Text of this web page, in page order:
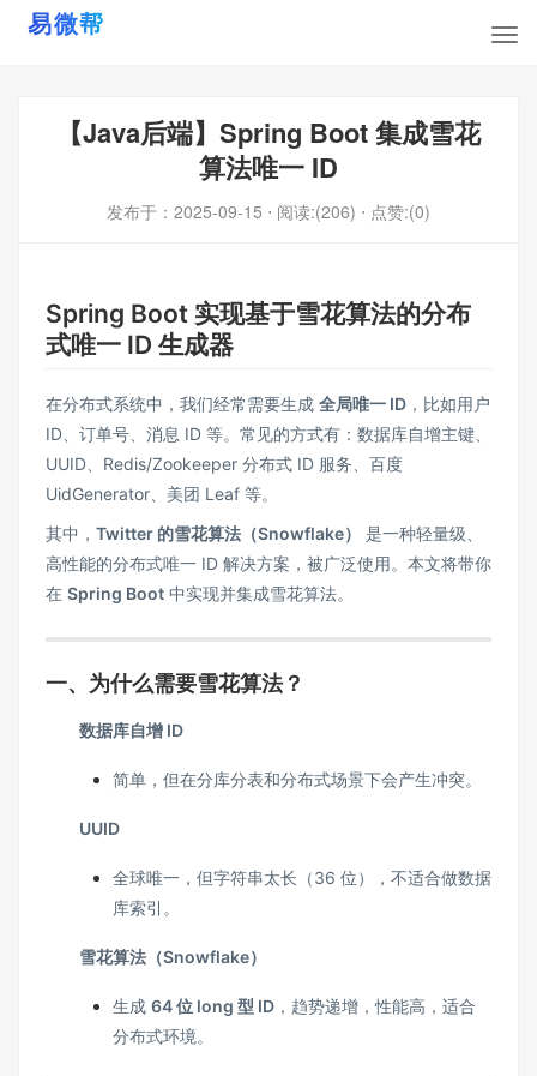
【Java后端】Spring Boot 集成雪花
算法唯一 ID
发布于： 2025-09-15 ⋅ 阅读:(206) ⋅ 点赞:(0)
Spring Boot 实现基于雪花算法的分布
式唯一 ID 生成器
在分布式系统中，我们经常需要生成 全局唯一 ID ，比如用户
ID、订单号、消息 ID 等。常见的方式有：数据库自增主键、
UUID、Redis/Zookeeper 分布式 ID 服务、百度
UidGenerator、美团 Leaf 等。
其中， Twitter 的雪花算法（Snowflake）
是一种轻量级、
高性能的分布式唯一 ID 解决方案，被广泛使用。本文将带你
在 Spring Boot 中实现并集成雪花算法。
一、为什么需要雪花算法？
数据库自增 ID
简单，但在分库分表和分布式场景下会产生冲突。
UUID
全球唯一，但字符串太长（36 位），不适合做数据
库索引。
雪花算法（Snowflake）
生成 64 位 long 型 ID ，趋势递增，性能高，适合
分布式环境。